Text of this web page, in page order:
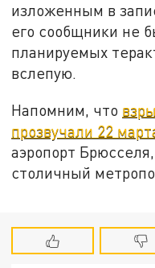
изложенным в
его сообщники не
планируемых
вслепую.
Напомним, что
прозвучали 22
аэропорт
столичный